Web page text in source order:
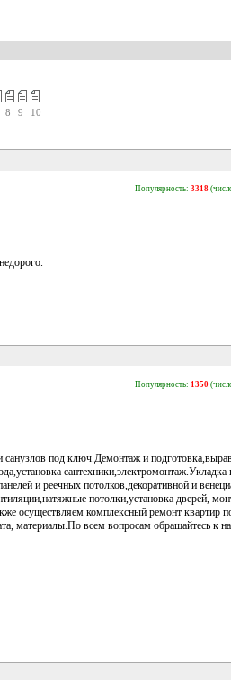
8 9 10
Популярность: 3318
Популярность: 1350
под ключ.Демонтаж и
сантехники,электромонтаж.Укладка
и реечных потолков,декоративной и
потолки,установка дверей,
осуществляем комплексный ремонт квартир
материалы.По всем вопросам обращайтесь к